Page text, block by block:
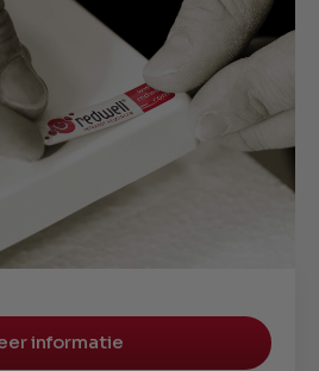
informatie